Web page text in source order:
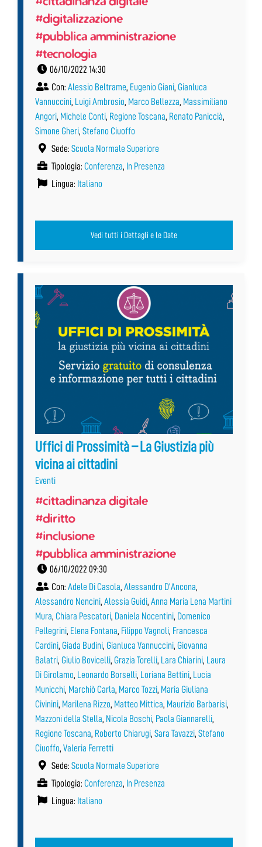
#digitalizzazione
#pubblica amministrazione
#tecnologia
06/10/2022 14:30
Con: Alessio Beltrame, Eugenio Giani, Gianluca
Vannuccini, Luigi Ambrosio, Marco Bellezza, Massimiliano
Angori, Michele Conti, Regione Toscana, Renato Paniccià,
Simone Gheri, Stefano Ciuoffo
Sede: Scuola Normale Superiore
Tipologia: Conferenza, In Presenza
Lingua: Italiano
Vedi tutti i Dettagli e le Date
Uffici di Prossimità – La Giustizia più
vicina ai cittadini
Eventi
#cittadinanza digitale
#diritto
#inclusione
#pubblica amministrazione
06/10/2022 09:30
Con: Adele Di Casola, Alessandro D’Ancona,
Alessandro Nencini, Alessia Guidi, Anna Maria Lena Martini
Mura, Chiara Pescatori, Daniela Nocentini, Domenico
Pellegrini, Elena Fontana, Filippo Vagnoli, Francesca
Cardini, Giada Budini, Gianluca Vannuccini, Giovanna
Balatri, Giulio Bovicelli, Grazia Torelli, Lara Chiarini, Laura
Di Girolamo, Leonardo Borselli, Loriana Bettini, Lucia
Municchi, Marchiò Carla, Marco Tozzi, Maria Giuliana
Civinini, Marilena Rizzo, Matteo Mittica, Maurizio Barbarisi,
Mazzoni della Stella, Nicola Boschi, Paola Giannarelli,
Regione Toscana, Roberto Chiarugi, Sara Tavazzi, Stefano
Ciuoffo, Valeria Ferretti
Sede: Scuola Normale Superiore
Tipologia: Conferenza, In Presenza
Lingua: Italiano